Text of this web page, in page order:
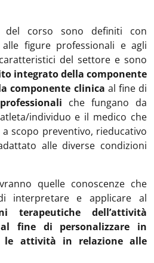
del corso sono definiti con
figure professionali e agli
del settore e sono
integrato della componente
componente clinica al fine di
che fungano da
individuo e il medico che
a scopo preventivo, rieducativo
alle diverse condizioni
quelle conoscenze che
interpretare e applicare al
terapeutiche dell’attività
fine di personalizzare in
le attività in relazione alle